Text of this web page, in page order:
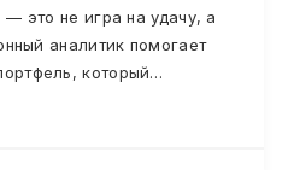
это не игра на удачу, а
аналитик помогает
который…